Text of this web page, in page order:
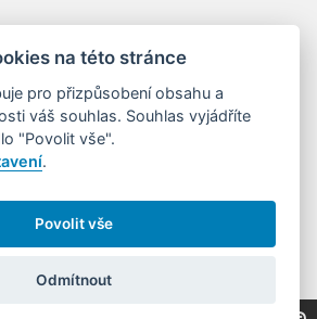
na této stránce
pro přizpůsobení obsahu a
váš souhlas. Souhlas vyjádříte
"Povolit vše".
.
Povolit vše
Odmítnout